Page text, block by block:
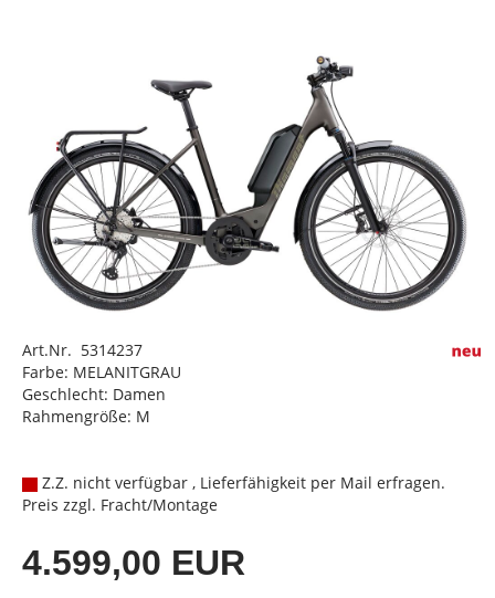
Art.Nr. 5314237
Farbe: MELANITGRAU
Geschlecht: Damen
Rahmengröße: M
Z.Z. nicht verfügbar , Lieferfähigkeit per Mail erfragen.
Preis zzgl. Fracht/Montage
4.599,00 EUR